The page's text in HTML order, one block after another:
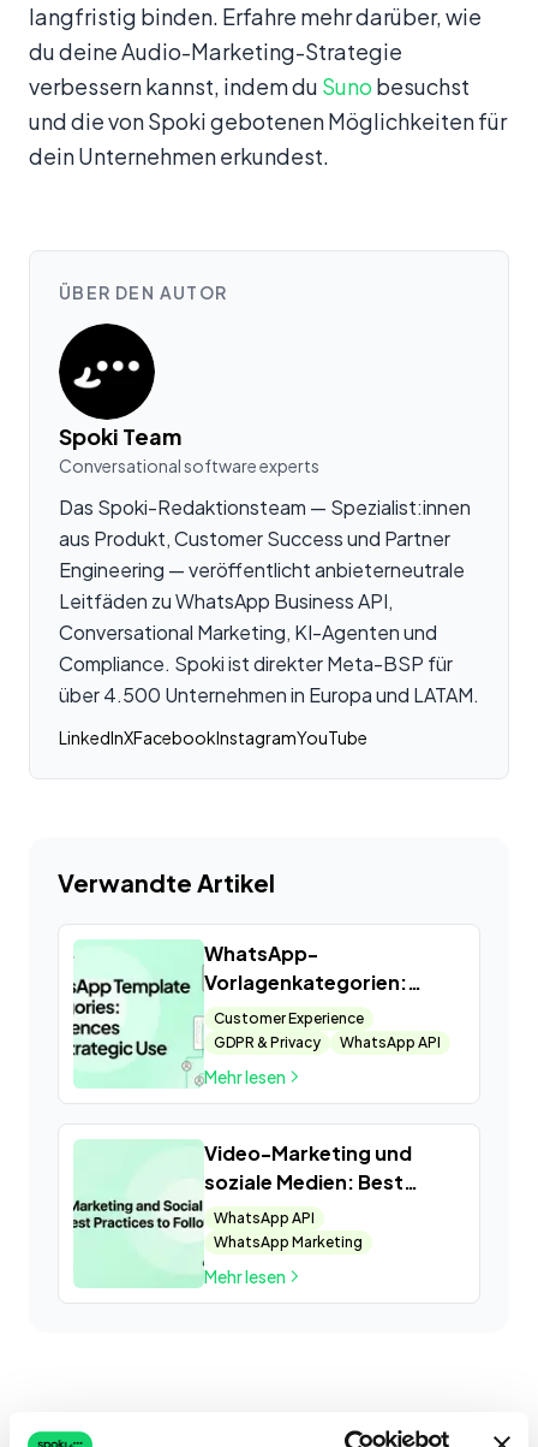
langfristig binden. Erfahre mehr darüber, wie
du deine Audio-Marketing-Strategie
verbessern kannst, indem du Suno besuchst
und die von Spoki gebotenen Möglichkeiten für
dein Unternehmen erkundest.
ÜBER DEN AUTOR
Spoki Team
Conversational software experts
Das Spoki-Redaktionsteam — Spezialist:innen
aus Produkt, Customer Success und Partner
Engineering — veröffentlicht anbieterneutrale
Leitfäden zu WhatsApp Business API,
Conversational Marketing, KI-Agenten und
Compliance. Spoki ist direkter Meta-BSP für
über 4.500 Unternehmen in Europa und LATAM.
LinkedInXFacebookInstagramYouTube
Verwandte Artikel
WhatsApp-
Vorlagenkategorien:
Unterschiede und
strategische Nutzung
Customer Experience
GDPR & Privacy
WhatsApp API
Mehr lesen
Video-Marketing und
soziale Medien: Best
Practices
WhatsApp API
WhatsApp Marketing
Mehr lesen